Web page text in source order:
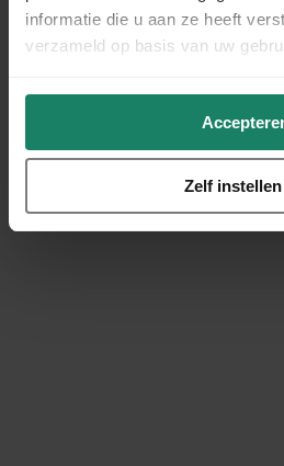
informatie die u aan ze heeft
verzameld op basis van uw
Zelf instellen